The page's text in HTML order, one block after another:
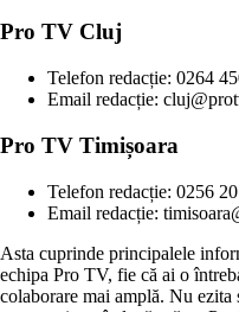
Pro TV Cluj
Telefon redacție: 0264
Email redacție:
Pro TV Timișoara
Telefon redacție: 0256
Email redacție:
Asta cuprinde principalele
echipa Pro TV, fie că ai o
colaborare mai amplă. Nu ezita